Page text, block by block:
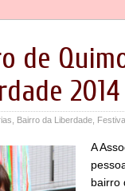
de
2014
Bairro da Liberdade
A
bairro